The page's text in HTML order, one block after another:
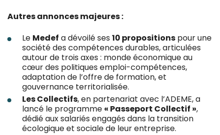
Autres annonces majeures :
Le Medef a dévoilé ses 10 propositions pour une
société des compétences durables, articulées
autour de trois axes : monde économique au
cœur des politiques emploi-compétences,
adaptation de l’offre de formation, et
gouvernance territorialisée.
Les Collectifs, en partenariat avec l’ADEME, a
lancé le programme « Passeport Collectif »,
dédié aux salariés engagés dans la transition
écologique et sociale de leur entreprise.